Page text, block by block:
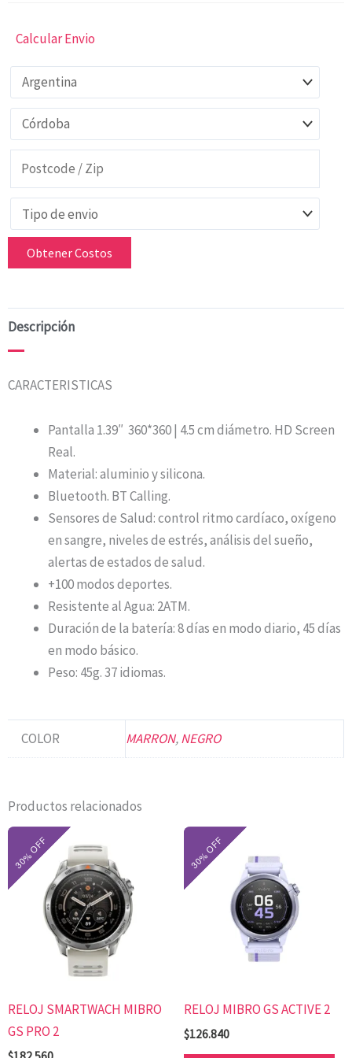
Calcular Envio
Obtener Costos
Descripción
CARACTERISTICAS
Pantalla 1.39″ 360*360 | 4.5 cm diámetro. HD Screen
Real.
Material: aluminio y silicona.
Bluetooth. BT Calling.
Sensores de Salud: control ritmo cardíaco, oxígeno
en sangre, niveles de estrés, análisis del sueño,
alertas de estados de salud.
+100 modos deportes.
Resistente al Agua: 2ATM.
Duración de la batería: 8 días en modo diario, 45 días
en modo básico.
Peso: 45g. 37 idiomas.
COLOR MARRON,NEGRO
Productos relacionados
RELOJ SMARTWACH MIBRO
GS PRO 2
producto
pueden
elegir
RELOJ MIBRO GS ACTIVE 2
$126.840